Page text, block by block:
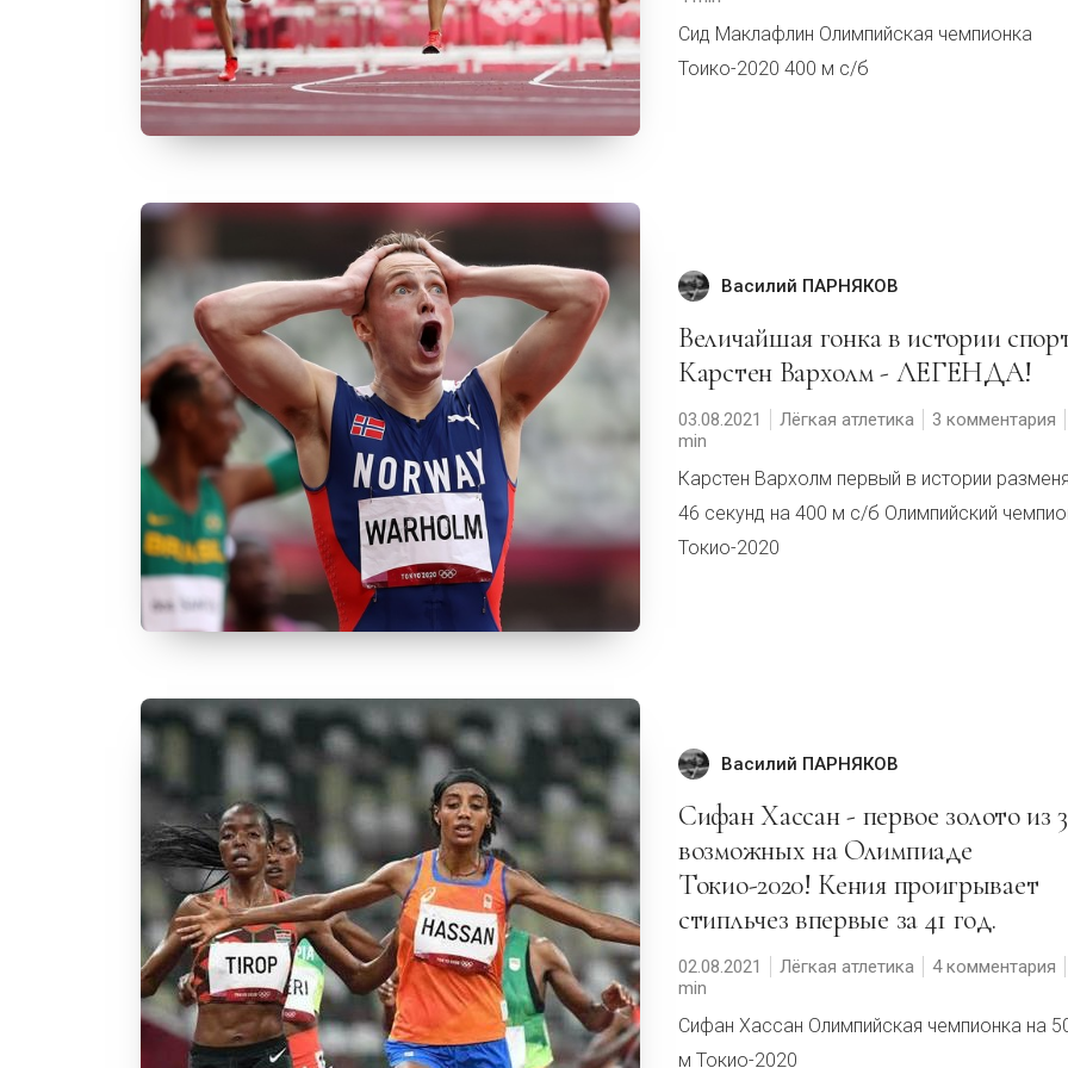
Сид Маклафлин Олимпийская чемпионка
Тоико-2020 400 м с/б
Василий ПАРНЯКОВ
Величайшая гонка в истории спорта:
Карстен Вархолм - ЛЕГЕНДА!
03.08.2021 Лёгкая атлетика 3 комментария
Карстен Вархолм первый в истории
46 секунд на 400 м с/б Олимпийский
Токио-2020
Василий ПАРНЯКОВ
Сифан Хассан - первое золото из 3-х
возможных на Олимпиаде
Токио-2020! Кения проигрывает
стипльчез впервые за 41 год.
02.08.2021 Лёгкая атлетика 4 комментария
Сифан Хассан Олимпийская чемпионка на
м Токио-2020